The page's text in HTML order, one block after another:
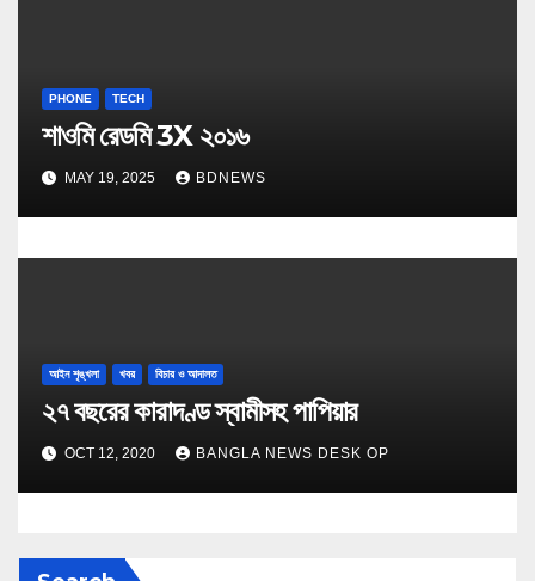
PHONE TECH
শাওমি রেডমি 3X ২০১৬
MAY 19, 2025 BDNEWS
আইন শৃঙ্খলা খবর বিচার ও আদালত
২৭ বছরের কারাদণ্ড স্বামীসহ পাপিয়ার
OCT 12, 2020 BANGLA NEWS DESK OP